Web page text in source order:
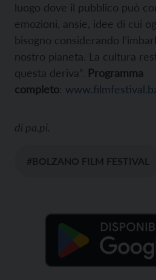
luogo dove il pubblico può
emozioni, ansie, idee di cui
bisogno considerando
nostro pianeta. La cultura
questa deriva”. Programma
completo:
di pa.pi.
#BOLZANO FILM FESTIVAL